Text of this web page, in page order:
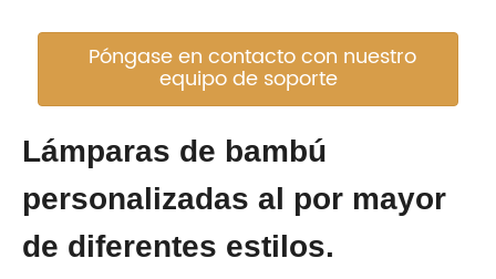
Póngase en contacto con nuestro
equipo de soporte
Lámparas de bambú
personalizadas al por mayor
de diferentes estilos.